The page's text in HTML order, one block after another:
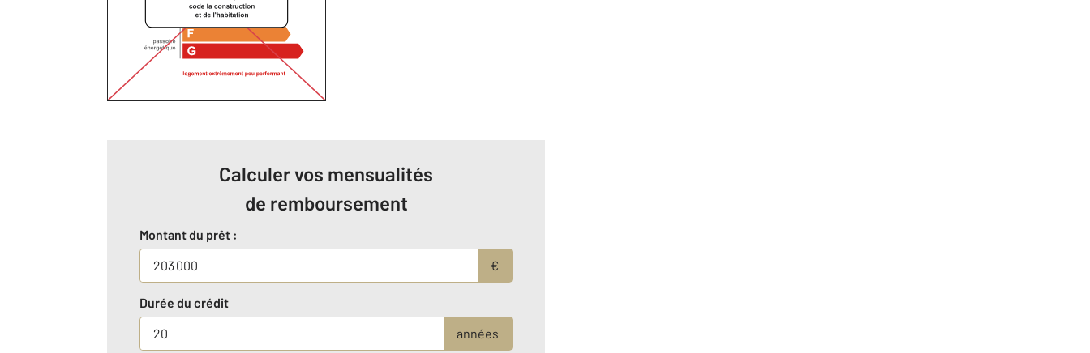
Calculer vos mensualités
de remboursement
Montant du prêt :
€
Durée du crédit
années